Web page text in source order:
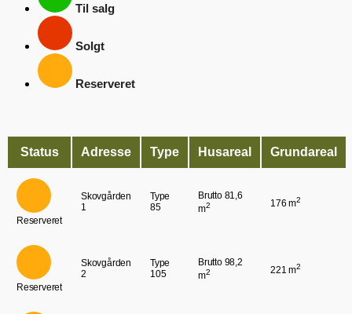
Til salg
Solgt
Reserveret
Status Adresse Type Husareal Grundareal
Reserveret
Skovgården
1
Type
85
Brutto 81,6
m2 176 m2
Reserveret
Skovgården
2
Type
105
Brutto 98,2
m2 221 m2